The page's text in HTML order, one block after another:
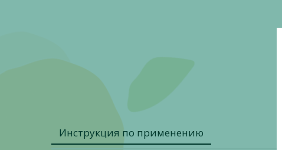
Инструкция по применению